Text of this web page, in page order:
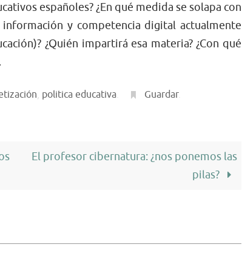
españoles? ¿En qué medida se solapa con
y competencia digital actualmente
¿Quién impartirá esa materia? ¿Con qué
, politica educativa. Guardar.
El profesor cibernatura: ¿nos ponemos las
pilas?